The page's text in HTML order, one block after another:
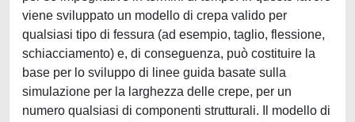
viene sviluppato un modello di crepa valido per
qualsiasi tipo di fessura (ad esempio, taglio, flessione,
schiacciamento) e, di conseguenza, può costituire la
base per lo sviluppo di linee guida basate sulla
simulazione per la larghezza delle crepe, per un
numero qualsiasi di componenti strutturali. Il modello di